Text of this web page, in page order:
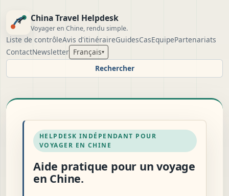
China Travel Helpdesk
Voyager en Chine, rendu simple.
Liste de contrôleAvis d'itinéraireGuidesCasEquipePartenariats
ContactNewsletter Français▾
Rechercher
HELPDESK INDÉPENDANT POUR
VOYAGER EN CHINE
Aide pratique pour un voyage
en Chine.